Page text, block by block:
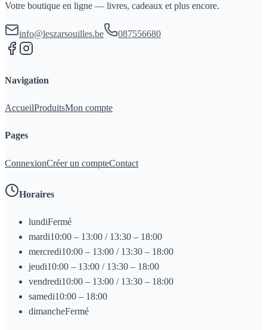
Votre boutique en ligne — livres, cadeaux et plus encore.
info@leszarsouilles.be 087556680
Navigation
AccueilProduitsMon compte
Pages
ConnexionCréer un compteContact
Horaires
lundiFermé
mardi10:00 – 13:00 / 13:30 – 18:00
mercredi10:00 – 13:00 / 13:30 – 18:00
jeudi10:00 – 13:00 / 13:30 – 18:00
vendredi10:00 – 13:00 / 13:30 – 18:00
samedi10:00 – 18:00
dimancheFermé